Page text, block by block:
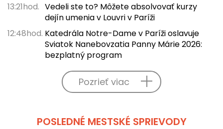
13:21hod. Vedeli ste to? Môžete absolvovať kurzy
dejín umenia v Louvri v Paríži
12:48hod. Katedrála Notre-Dame v Paríži oslavuje
Sviatok Nanebovzatia Panny Márie 2026:
bezplatný program
Pozrieť viac
POSLEDNÉ MESTSKÉ SPRIEVODY